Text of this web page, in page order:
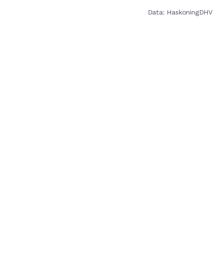
Data: HaskoningDHV